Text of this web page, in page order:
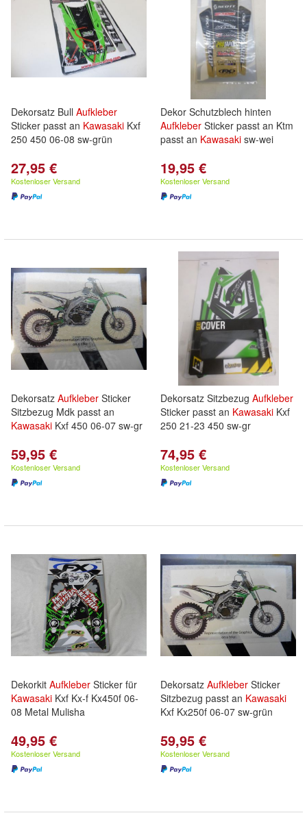
Dekorsatz Bull Aufkleber
Sticker passt an Kawasaki Kxf
250 450 06-08 sw-grün
27,95 €
Kostenloser Versand
Dekor Schutzblech hinten
Aufkleber Sticker passt an Ktm
passt an Kawasaki sw-wei
19,95 €
Kostenloser Versand
Dekorsatz Aufkleber Sticker
Sitzbezug Mdk passt an
Kawasaki Kxf 450 06-07 sw-gr
59,95 €
Kostenloser Versand
Dekorsatz Sitzbezug Aufkleber
Sticker passt an Kawasaki Kxf
250 21-23 450 sw-gr
74,95 €
Kostenloser Versand
Dekorkit Aufkleber Sticker für
Kawasaki Kxf Kx-f Kx450f 06-
08 Metal Mulisha
49,95 €
Kostenloser Versand
Dekorsatz Aufkleber Sticker
Sitzbezug passt an Kawasaki
Kxf Kx250f 06-07 sw-grün
59,95 €
Kostenloser Versand